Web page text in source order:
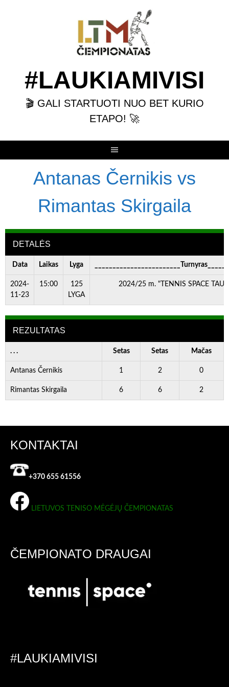
#LAUKIAMIVISI
🎬 GALI STARTUOTI NUO BET KURIO
ETAPO! 🚀
Antanas Černikis vs
Rimantas Skirgaila
DETALĖS
Data Laikas Lyga
2024-
11-23
15:00
125
LYGA
2024/25 m. "TENNIS SPACE
REZULTATAS
. . . Setas Setas Mačas
Antanas Černikis 1 2 0
Rimantas Skirgaila 6 6 2
KONTAKTAI
+370 655 61556
LIETUVOS TENISO MĖGĖJŲ ČEMPIONATAS
ČEMPIONATO DRAUGAI
#LAUKIAMIVISI